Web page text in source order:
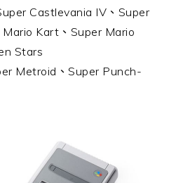
Castlevania IV、Super
Mario Kart、Super Mario
Stars
Metroid、Super Punch-